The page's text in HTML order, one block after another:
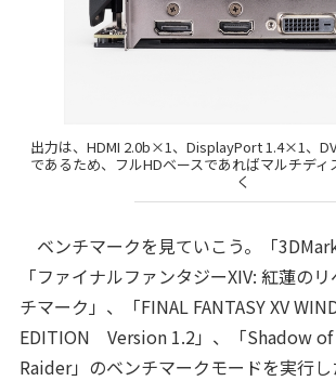
出力は、HDMI 2.0b×1、DisplayPort 1.4×1、
であるため、フルHDベースであればマルチデ
く
ベンチマークを見ていこう。「
「ファイナルファンタジーXIV: 紅蓮の
チマーク」、「FINAL FANTASY XV
EDITION Version 1.2」、「Shadow
Raider」のベンチマークモードを実行